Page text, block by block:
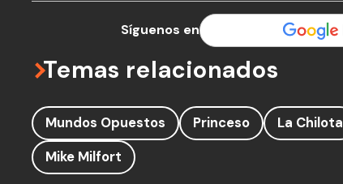
Síguenos en
Temas relacionados
Mundos Opuestos Princeso La Chilota
Mike Milfort